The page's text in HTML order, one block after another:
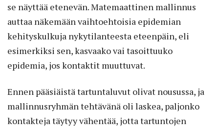
se näyttää etenevän. Matemaattinen mallinnus
auttaa näkemään vaihtoehtoisia epidemian
kehityskulkuja nykytilanteesta eteenpäin, eli
esimerkiksi sen, kasvaako vai tasoittuuko
epidemia, jos kontaktit muuttuvat.
Ennen pääsiäistä tartuntaluvut olivat nousussa, ja
mallinnusryhmän tehtävänä oli laskea, paljonko
kontakteja täytyy vähentää, jotta tartuntojen